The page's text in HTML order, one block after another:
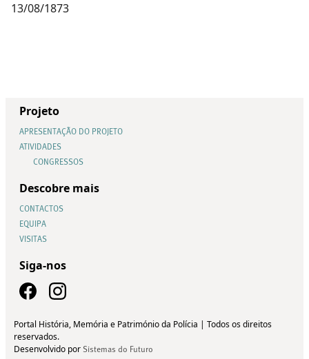
13/08/1873
Projeto
APRESENTAÇÃO DO PROJETO
ATIVIDADES
CONGRESSOS
Descobre mais
CONTACTOS
EQUIPA
VISITAS
Siga-nos
Portal História, Memória e Património da Polícia | Todos os direitos
reservados.
Desenvolvido por Sistemas do Futuro